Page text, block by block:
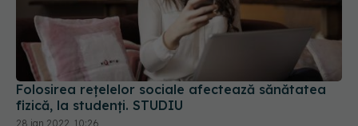
Folosirea rețelelor sociale afectează sănătatea
fizică, la studenți. STUDIU
28 ian 2022, 10:26